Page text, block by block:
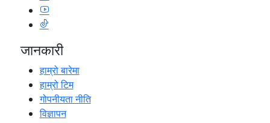
जानकारी
हाम्रो बारेमा
हाम्रो टिम
गोपनीयता नीति
विज्ञापन